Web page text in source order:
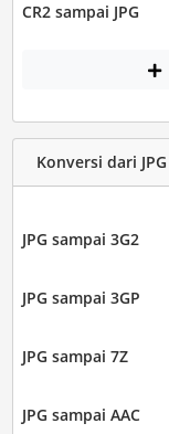
CR2 sampai JPG
Konversi dari JPG
JPG sampai 3G2
JPG sampai 3GP
JPG sampai 7Z
JPG sampai AAC